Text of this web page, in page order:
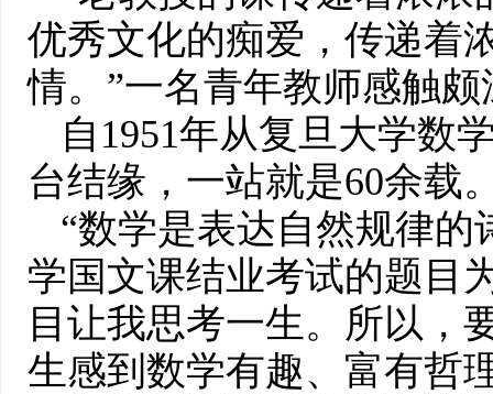
优秀文化的痴爱，传递着
情。”一名青年教师感触颇
自1951年从复旦大学数
台结缘，一站就是60余载
“数学是表达自然规律
学国文课结业考试的题目
目让我思考一生。所以，
生感到数学有趣、富有哲